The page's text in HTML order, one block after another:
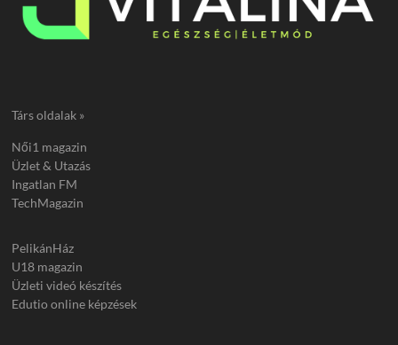
Társ oldalak »
Női1 magazin
Üzlet & Utazás
Ingatlan FM
TechMagazin
PelikánHáz
U18 magazin
Üzleti videó készítés
Edutio online képzések